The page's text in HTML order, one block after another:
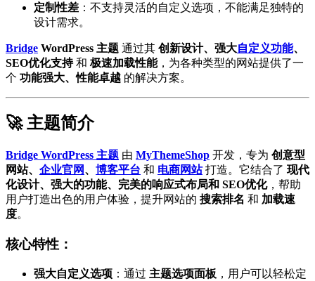
定制性差 ：不支持灵活的自定义选项，不能满足独特的
设计需求。
Bridge WordPress 主题 通过其 创新设计、强大自定义功能、
SEO优化支持和 极速加载性能，为各种类型的网站提供了一
个 功能强大、性能卓越 的解决方案。
🚀 主题简介
Bridge WordPress 主题 由 MyThemeShop 开发，专为 创意型
网站、 企业官网、 博客平台 和 电商网站打造。它结合了 现代
化设计、强大的功能、完美的响应式布局和 SEO优化，帮助
用户打造出色的用户体验，提升网站的 搜索排名 和 加载速
度。
核心特性：
强大自定义选项 ：通过 主题选项面板 ，用户可以轻松定